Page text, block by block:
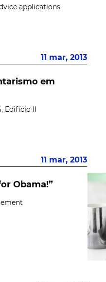
applications
11 mar, 2013
em
Edifício II
11 mar, 2013
Obama!”